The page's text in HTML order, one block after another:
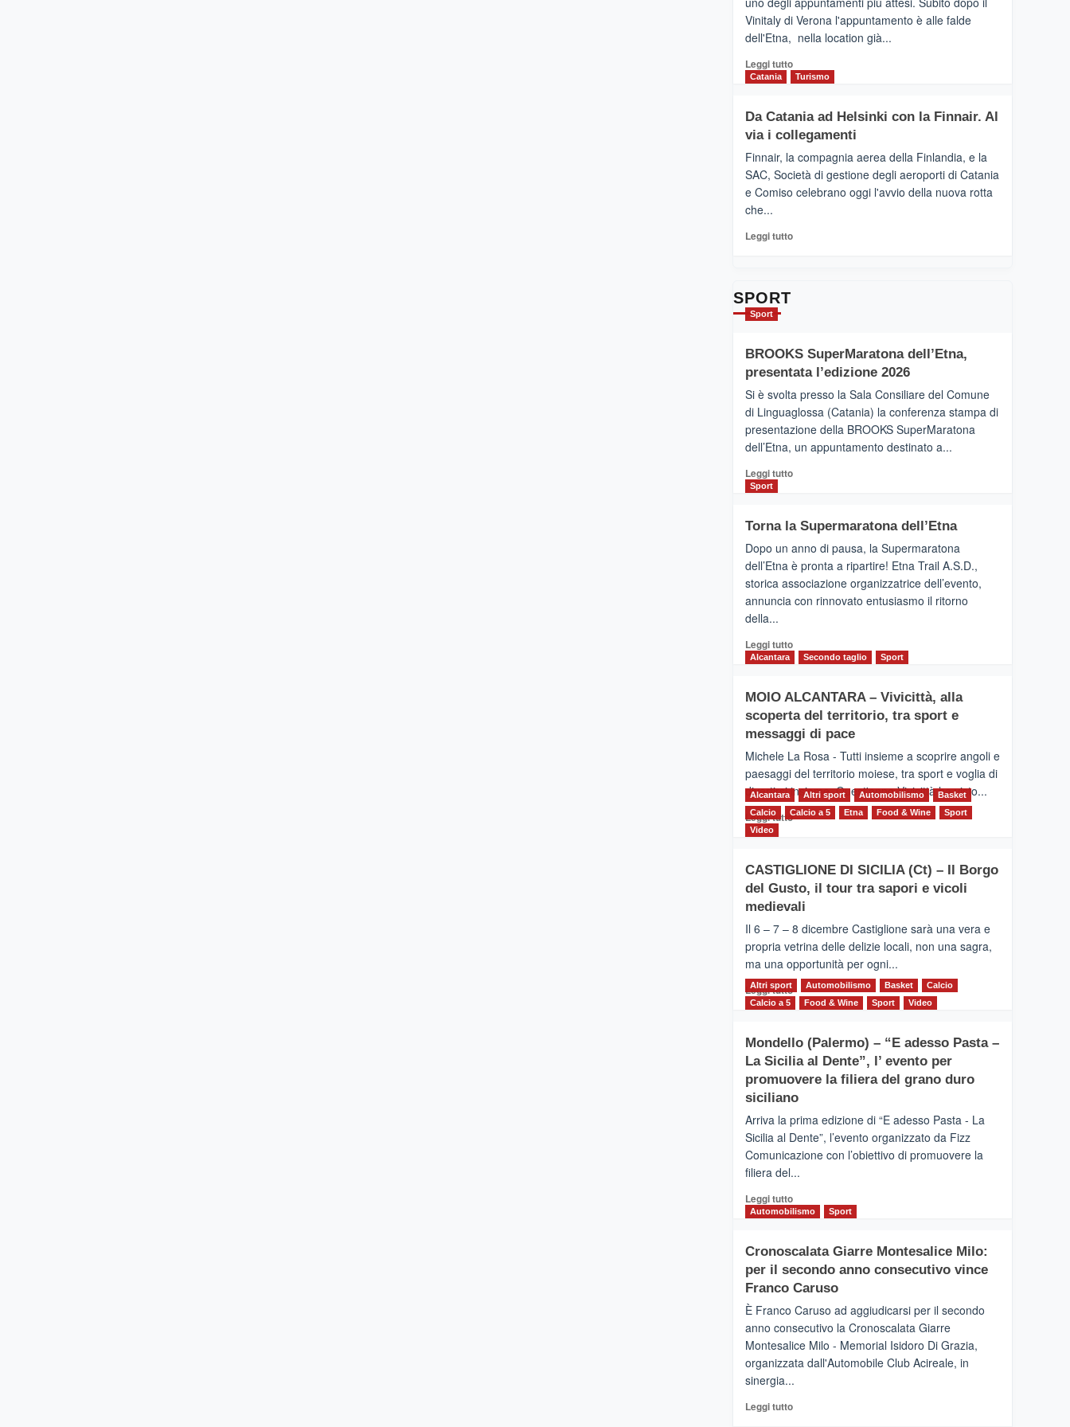
presenta
“Vino
&
2026”.
Le
dell’enoturismo
sull’Etna
Vinitaly di Verona l'appuntamento è alle falde
dell'Etna, nella location già...
Leggi tuttoLeggi
di
RANDAZZO
–
siamo
quasi….
pronti
dell’Etna
Catania Turismo
Da Catania ad Helsinki con la Finnair. Al
via i collegamenti
Finnair, la compagnia aerea della Finlandia, e la
SAC, Società di gestione degli aeroporti di Catania
e Comiso celebrano oggi l'avvio della nuova rotta
che...
Leggi tuttoLeggi
con
la
Al
via
i
collegamenti
SPORT
Sport
BROOKS SuperMaratona dell’Etna,
presentata l’edizione 2026
Si è svolta presso la Sala Consiliare del Comune
di Linguaglossa (Catania) la conferenza stampa di
presentazione della BROOKS SuperMaratona
dell’Etna, un appuntamento destinato a...
Leggi tuttoLeggi
BROOKS
SuperMaratona
dell’Etna,
presentata
l’edizione
2026
Sport
Torna la Supermaratona dell’Etna
Dopo un anno di pausa, la Supermaratona
dell’Etna è pronta a ripartire! Etna Trail A.S.D.,
storica associazione organizzatrice dell’evento,
annuncia con rinnovato entusiasmo il ritorno
della...
Leggi tuttoLeggi
Torna
la
Supermaratona
Alcantara Secondo taglio Sport
MOIO ALCANTARA – Vivicittà, alla
scoperta del territorio, tra sport e
messaggi di pace
Michele La Rosa - Tutti insieme a scoprire angoli e
paesaggi del territorio moiese, tra sport e voglia di
divertirsi insieme. Quest'anno Vivicittà ha visto...
Leggi tuttoLeggi
MOIO
ALCANTARA
–
alla
scoperta
del
territorio,
tra
sport
messaggi
di
Alcantara Altri sport Automobilismo
Basket
Calcio
Calcio a 5 Etna Food & Wine
Sport
Video
CASTIGLIONE DI SICILIA (Ct) – Il Borgo
del Gusto, il tour tra sapori e vicoli
medievali
Il 6 – 7 – 8 dicembre Castiglione sarà una vera e
propria vetrina delle delizie locali, non una sagra,
ma una opportunità per ogni...
Leggi tuttoLeggi
CASTIGLIONE
DI
SICILIA
(Ct)
Il
Borgo
del
tour
tra
vicoli
medievali
Altri sport Automobilismo Basket
Calcio
Calcio a 5
Food & Wine Sport Video
Mondello (Palermo) – “E adesso Pasta –
La Sicilia al Dente”, l’ evento per
promuovere la filiera del grano duro
siciliano
Arriva la prima edizione di “E adesso Pasta - La
Sicilia al Dente”, l’evento organizzato da Fizz
Comunicazione con l’obiettivo di promuovere la
filiera del...
Leggi tuttoLeggi
di
Mondello
(Palermo)
–
adesso
Pasta
–
La
Dente”,
Automobilismo Sport
Cronoscalata Giarre Montesalice Milo:
per il secondo anno consecutivo vince
Franco Caruso
È Franco Caruso ad aggiudicarsi per il secondo
anno consecutivo la Cronoscalata Giarre
Montesalice Milo - Memorial Isidoro Di Grazia,
organizzata dall'Automobile Club Acireale, in
sinergia...
Leggi tuttoLeggi